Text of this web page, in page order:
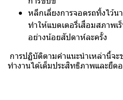
หลีกเลี่ยงการจอดรถทิ้งไว้น
ทำให้แบตเตอรี่เสื่อมสภาพเ
อย่างน้อยสัปดาห์ละครั้ง
การปฏิบัติตามคำแนะนำเหล่านี้จ
ทำงานได้เต็มประสิทธิภาพและยืด